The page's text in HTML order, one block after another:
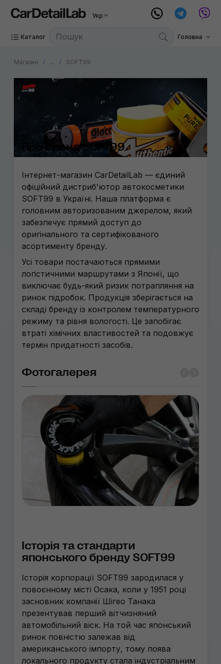
Укр
Каталог Головна
Магазин ... SOFT99
Про бренд SOFT99
Інтернет-магазин CarDetailLab — єдиний
офіційний дистриб'ютор автокосметики
SOFT99 в Україні. Наша платформа є
головним авторизованим джерелом, який
забезпечує прямий доступ до
оригінального та сертифікованого
асортименту бренду.
Усі товари постачаються прямими
логістичними маршрутами з Японії, що
виключає будь-який ризик потрапляння на
ринок підробок. Продукція зберігається на
складі бренду із контролем температурного
режиму та рівня вологості. Це запобігає
втраті хімічних властивостей та подовжує
термін придатності засобів.
Фотогалерея
Історія та стандарти
японського бренду SOFT99
Історія корпорації SOFT99 зародилася у
повоєнному місті Осака, коли у 1951 році
засновник компанії Шігео Танака
презентував перший вітчизняний
автомобільний віск. На той час японський
ринок повністю залежав від
американського імпорту, тому поява
локального продукту стала індустріальним